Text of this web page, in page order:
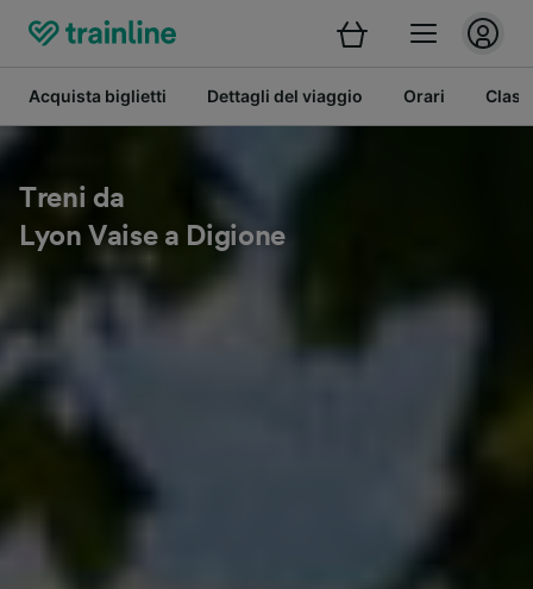
Acquista biglietti Dettagli del viaggio Orari
Treni da
Lyon Vaise a Digione